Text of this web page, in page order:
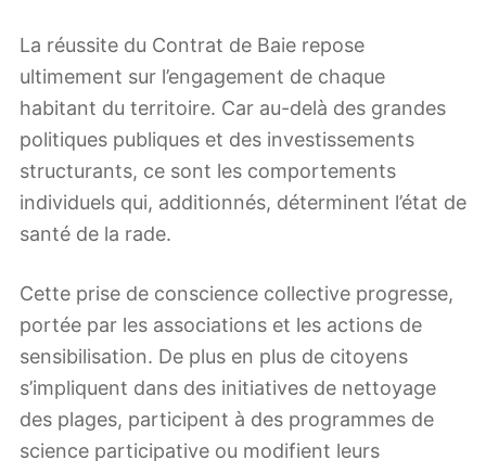
La réussite du Contrat de Baie repose
ultimement sur l’engagement de chaque
habitant du territoire. Car au-delà des grandes
politiques publiques et des investissements
structurants, ce sont les comportements
individuels qui, additionnés, déterminent l’état de
santé de la rade.
Cette prise de conscience collective progresse,
portée par les associations et les actions de
sensibilisation. De plus en plus de citoyens
s’impliquent dans des initiatives de nettoyage
des plages, participent à des programmes de
science participative ou modifient leurs